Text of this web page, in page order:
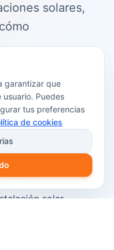
solares,
en
solar
garantizar que
Puedes
tus preferencias
de cookies